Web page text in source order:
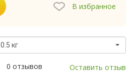
В избранное
0.5 кг
0 отзывов Оставить отзыв